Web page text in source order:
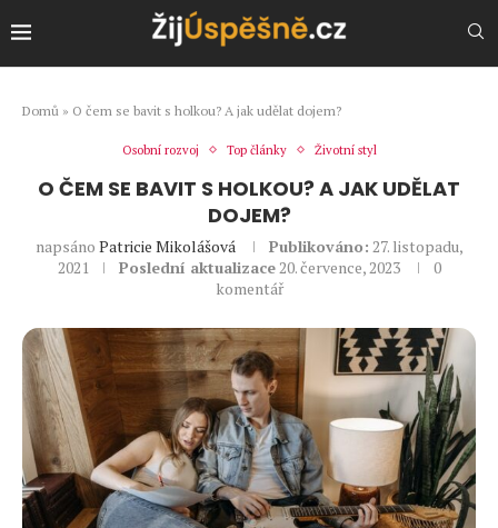
Domů » O čem se bavit s holkou? A jak udělat dojem?
Osobní rozvoj Top články Životní styl
O ČEM SE BAVIT S HOLKOU? A JAK UDĚLAT
DOJEM?
napsáno Patricie Mikolášová Publikováno: 27. listopadu,
2021
Poslední aktualizace20. července, 2023
0
komentář